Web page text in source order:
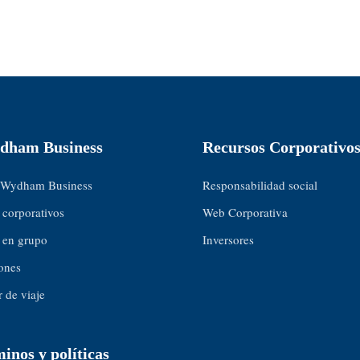
Business
Business
grupo
de viaje
y políticas
Recursos Corporativos
Responsabilidad social
Web Corporativa
Inversores